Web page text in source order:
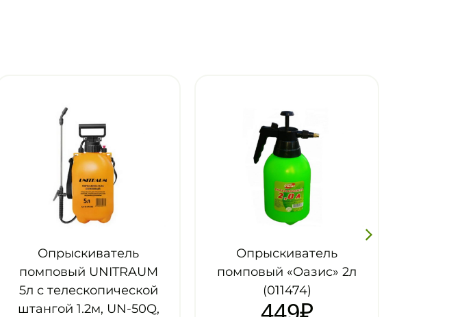
50Q,
Опрыскиватель
помповый «Оазис» 2л
(011474)